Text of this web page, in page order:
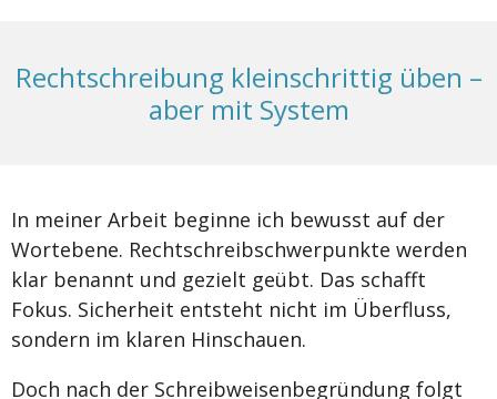
Rechtschreibung kleinschrittig üben –
aber mit System
In meiner Arbeit beginne ich bewusst auf der
Wortebene. Rechtschreibschwerpunkte werden
klar benannt und gezielt geübt. Das schafft
Fokus. Sicherheit entsteht nicht im Überfluss,
sondern im klaren Hinschauen.
Doch nach der Schreibweisenbegründung folgt